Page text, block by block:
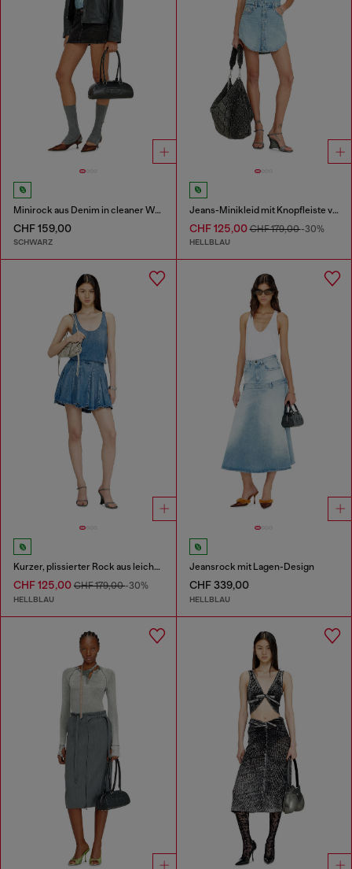
Minirock aus Denim in cleaner Waschung
CHF 159,00
SCHWARZ
Jeans-Minikleid mit Knopfleiste vorne
CHF 125,00CHF 179,00-30%
HELLBLAU
Kurzer, plissierter Rock aus leichtem Stonewashed-Denim
CHF 125,00 CHF 179,00-30%
HELLBLAU
Jeansrock mit Lagen-Design
CHF 339,00
HELLBLAU